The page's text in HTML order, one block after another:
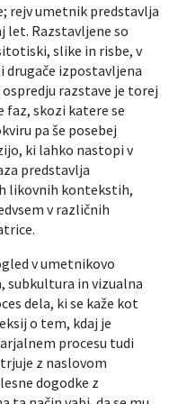
rejv umetnik predstavlja
let. Razstavljene so
slike in risbe, v
drugače izpostavljena
razstave je torej
faz, skozi katere se
pa še posebej
ki lahko nastopi v
predstavlja
likovnih kontekstih,
v različnih
v umetnikovo
subkultura in vizualna
dela, ki se kaže kot
o tem, kdaj je
procesu tudi
z naslovom
dogodke z